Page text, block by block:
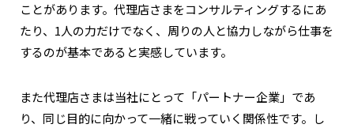
ことがあります。代理店さまをコンサルティングするにあ
たり、1人の力だけでなく、周りの人と協力しながら仕事を
するのが基本であると実感しています。
また代理店さまは当社にとって「パートナー企業」であ
り、同じ目的に向かって一緒に戦っていく関係性です。し